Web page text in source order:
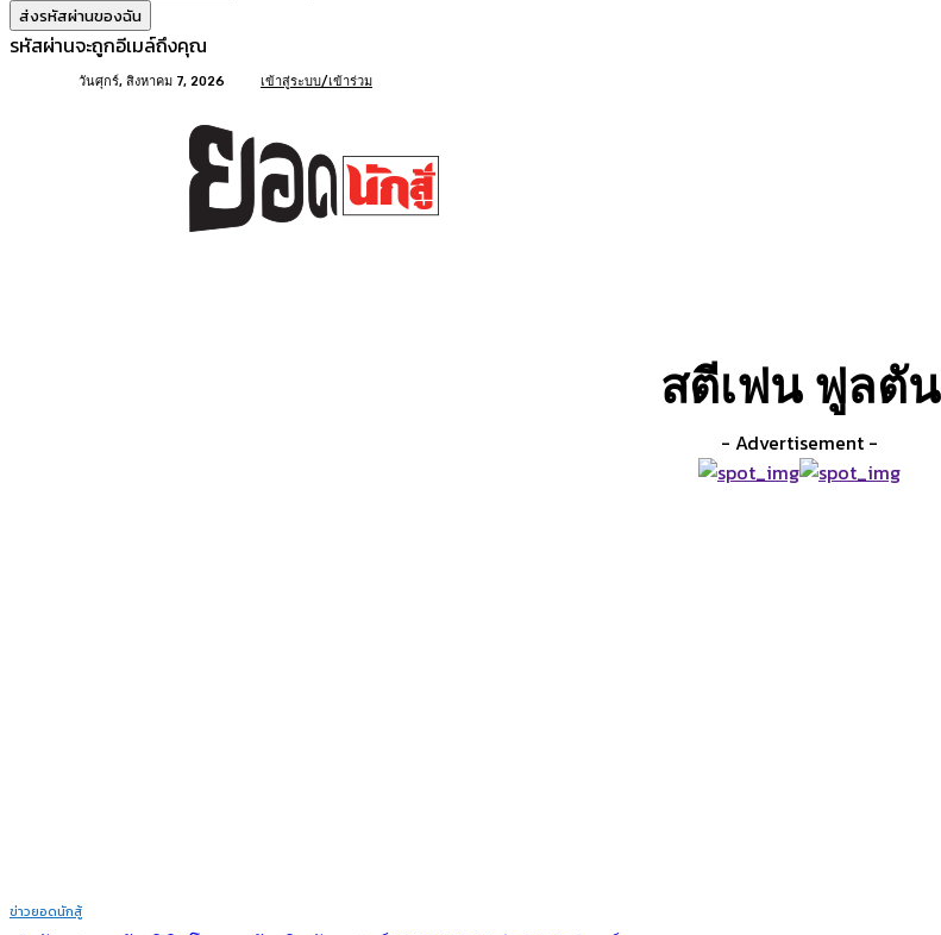
รหัสผ่านจะถูกอีเมล์ถึงคุณ
วันศุกร์, สิงหาคม 7, 2026 เข้าสู่ระบบ/เข้าร่วม
สตีเฟน ฟูลตัน
- Advertisement -
ข่าวยอดนักสู้